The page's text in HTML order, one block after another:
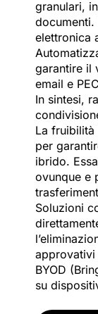
granulari,
elettronica
garantire il
email e
In sintesi,
La fruibilità
per
ibrido.
ovunque e
Soluzioni
approvativi
BYOD
su